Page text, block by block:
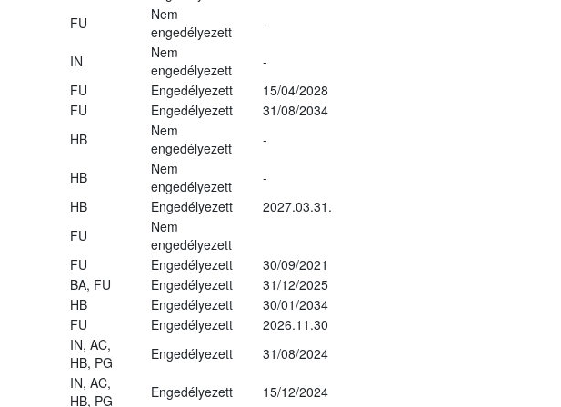
FU
Nem
engedélyezett
-
IN
Nem
engedélyezett
-
FU
Engedélyezett
15/04/2028
FU
Engedélyezett
31/08/2034
HB
Nem
engedélyezett
-
HB
Nem
engedélyezett
-
HB
Engedélyezett
2027.03.31.
FU
Nem
engedélyezett
FU
Engedélyezett
30/09/2021
BA, FU
Engedélyezett
31/12/2025
HB
Engedélyezett
30/01/2034
FU Engedélyezett
2026.11.30
IN, AC,
HB, PG
Engedélyezett 31/08/2024
IN, AC,
HB, PG
Engedélyezett 15/12/2024